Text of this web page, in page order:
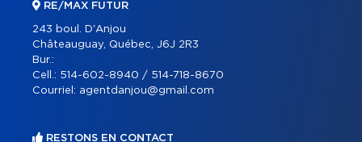
RE/MAX FUTUR
243 boul. D'Anjou
Châteauguay, Québec, J6J 2R3
Bur.:
Cell.: 514-602-8940 / 514-718-8670
Courriel: agentdanjou@gmail.com
RESTONS EN CONTACT